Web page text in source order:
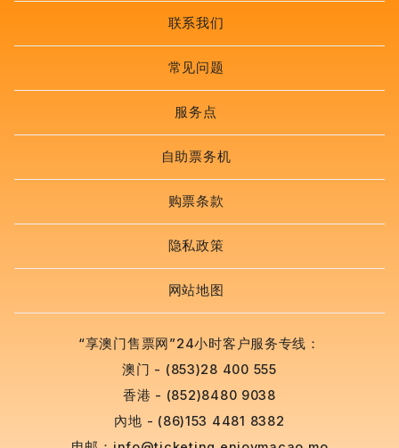
联系我们
常见问题
服务点
自助票务机
购票条款
隐私政策
网站地图
“享澳门售票网”24小时客户服务专线：
澳门 - (853)28 400 555
香港 - (852)8480 9038
內地 - (86)153 4481 8382